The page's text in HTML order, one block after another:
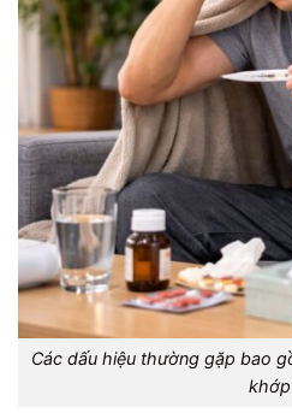
Các dấu hiệu thường gặp bao
khớp